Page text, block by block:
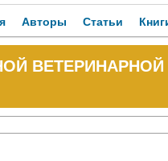
Авторы Статьи